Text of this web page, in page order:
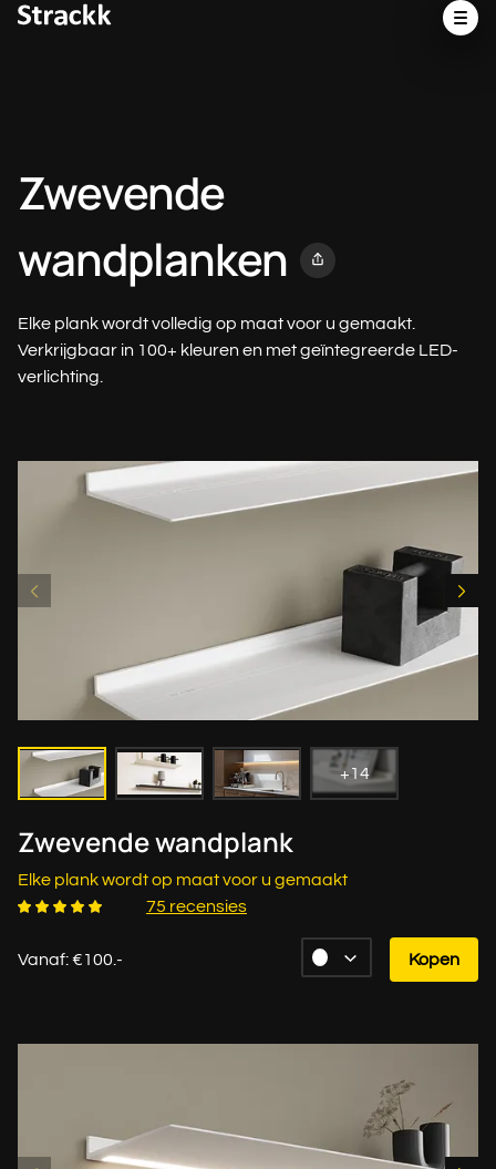
Zwevende
wandplanken
Elke plank wordt volledig op maat voor u gemaakt.
Verkrijgbaar in 100+ kleuren en met geïntegreerde LED-
verlichting.
+14
Zwevende wandplank
Elke plank wordt op maat voor u gemaakt
75 recensies
Vanaf: €100.- Kopen